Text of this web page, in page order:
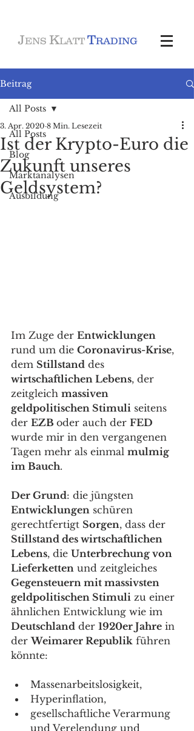
JENS KLATT TRADING
Beitrag
All Posts
Blog
Marktanalysen
Ausbildung
All Posts
Ist der Krypto-Euro die
Zukunft unseres
Geldsystem?
3. Apr. 2020 8 Min. Lesezeit
Im Zuge der Entwicklungen
rund um die Coronavirus-Krise,
dem Stillstand des
wirtschaftlichen Lebens, der
zeitgleich massiven
geldpolitischen Stimuli seitens
der EZB oder auch der FED
wurde mir in den vergangenen
Tagen mehr als einmal mulmig
im Bauch.
Der Grund: die jüngsten
Entwicklungen schüren
gerechtfertigt Sorgen, dass der
Stillstand des wirtschaftlichen
Lebens, die Unterbrechung von
Lieferketten und zeitgleiches
Gegensteuern mit massivsten
geldpolitischen Stimuli zu einer
ähnlichen Entwicklung wie im
Deutschland der 1920er Jahre in
der Weimarer Republik führen
könnte:
Massenarbeitslosigkeit,
Hyperinflation,
gesellschaftliche Verarmung
und Verelendung und